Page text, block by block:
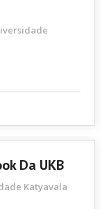
Da UKB
Katyavala